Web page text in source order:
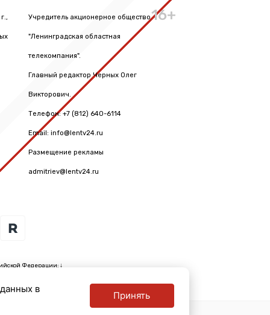
Учредитель акционерное общество
"Ленинградская областная
телекомпания".
Главный редактор Черных Олег
Викторович.
Телефон: +7 (812) 640-6114
Email: info@lentv24.ru
Размещение рекламы
admitriev@lentv24.ru
16+
Федерации: ↓
в
Принять